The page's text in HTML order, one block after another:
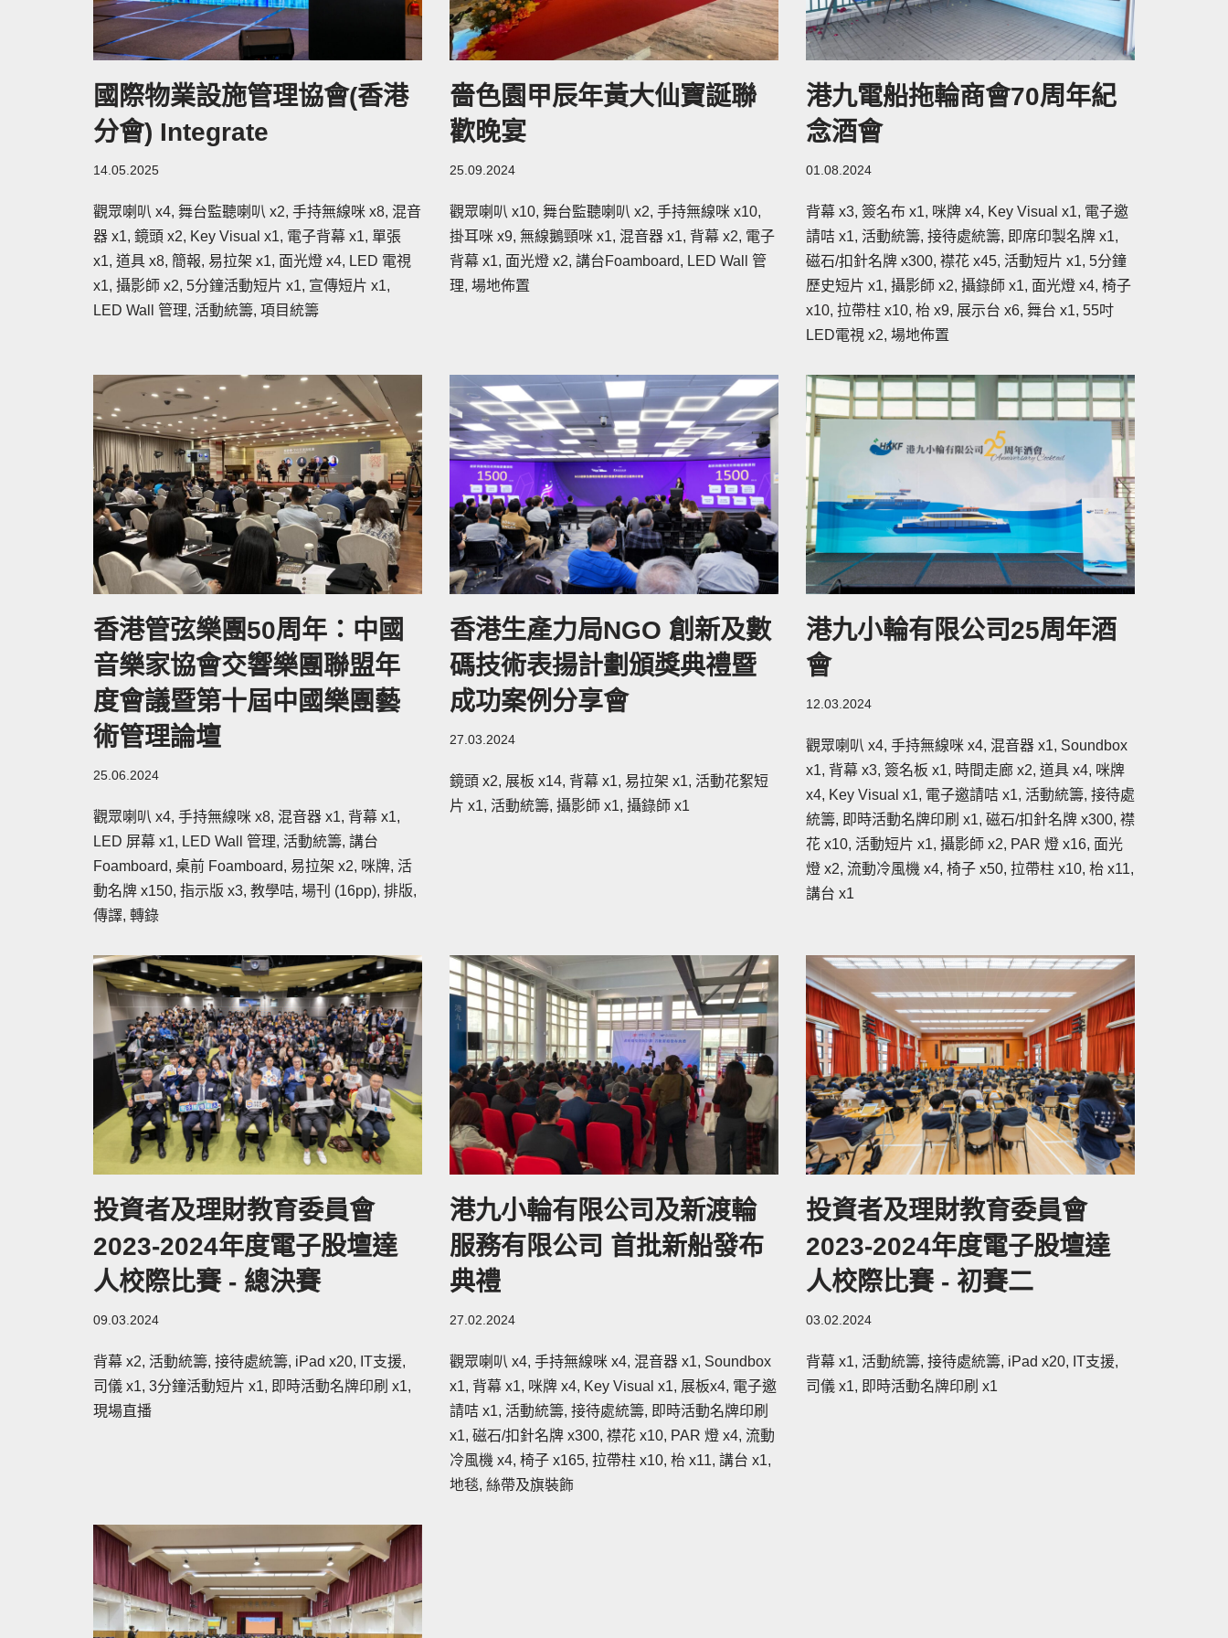
國際物業設施管理協會(香港
分會) Integrate
14.05.2025
觀眾喇叭 x4, 舞台監聽喇叭 x2, 手持無線咪 x8, 混音
器 x1, 鏡頭 x2, Key Visual x1, 電子背幕 x1, 單張
x1, 道具 x8, 簡報, 易拉架 x1, 面光燈 x4, LED 電視
x1, 攝影師 x2, 5分鐘活動短片 x1, 宣傳短片 x1,
LED Wall 管理, 活動統籌, 項目統籌
嗇色園甲辰年黃大仙寶誕聯
歡晚宴
25.09.2024
觀眾喇叭 x10, 舞台監聽喇叭 x2, 手持無線咪 x10,
掛耳咪 x9, 無線鵝頸咪 x1, 混音器 x1, 背幕 x2, 電子
背幕 x1, 面光燈 x2, 講台Foamboard, LED Wall 管
理, 場地佈置
港九電船拖輪商會70周年紀
念酒會
01.08.2024
背幕 x3, 簽名布 x1, 咪牌 x4, Key Visual x1, 電子邀
請咭 x1, 活動統籌, 接待處統籌, 即席印製名牌 x1,
磁石/扣針名牌 x300, 襟花 x45, 活動短片 x1, 5分鐘
歷史短片 x1, 攝影師 x2, 攝錄師 x1, 面光燈 x4, 椅子
x10, 拉帶柱 x10, 枱 x9, 展示台 x6, 舞台 x1, 55吋
LED電視 x2, 場地佈置
香港管弦樂團50周年：中國
音樂家協會交響樂團聯盟年
度會議暨第十屆中國樂團藝
術管理論壇
25.06.2024
觀眾喇叭 x4, 手持無線咪 x8, 混音器 x1, 背幕 x1,
LED 屏幕 x1, LED Wall 管理, 活動統籌, 講台
Foamboard, 桌前 Foamboard, 易拉架 x2, 咪牌, 活
動名牌 x150, 指示版 x3, 教學咭, 場刊 (16pp), 排版,
傳譯, 轉錄
香港生產力局NGO 創新及數
碼技術表揚計劃頒獎典禮暨
成功案例分享會
27.03.2024
鏡頭 x2, 展板 x14, 背幕 x1, 易拉架 x1, 活動花絮短
片 x1, 活動統籌, 攝影師 x1, 攝錄師 x1
港九小輪有限公司25周年酒
會
12.03.2024
觀眾喇叭 x4, 手持無線咪 x4, 混音器 x1, Soundbox
x1, 背幕 x3, 簽名板 x1, 時間走廊 x2, 道具 x4, 咪牌
x4, Key Visual x1, 電子邀請咭 x1, 活動統籌, 接待處
統籌, 即時活動名牌印刷 x1, 磁石/扣針名牌 x300, 襟
花 x10, 活動短片 x1, 攝影師 x2, PAR 燈 x16, 面光
燈 x2, 流動冷風機 x4, 椅子 x50, 拉帶柱 x10, 枱 x11,
講台 x1
投資者及理財教育委員會
2023-2024年度電子股壇達
人校際比賽 - 總決賽
09.03.2024
背幕 x2, 活動統籌, 接待處統籌, iPad x20, IT支援,
司儀 x1, 3分鐘活動短片 x1, 即時活動名牌印刷 x1,
現場直播
港九小輪有限公司及新渡輪
服務有限公司 首批新船發布
典禮
27.02.2024
觀眾喇叭 x4, 手持無線咪 x4, 混音器 x1, Soundbox
x1, 背幕 x1, 咪牌 x4, Key Visual x1, 展板x4, 電子邀
請咭 x1, 活動統籌, 接待處統籌, 即時活動名牌印刷
x1, 磁石/扣針名牌 x300, 襟花 x10, PAR 燈 x4, 流動
冷風機 x4, 椅子 x165, 拉帶柱 x10, 枱 x11, 講台 x1,
地毯, 絲帶及旗裝飾
投資者及理財教育委員會
2023-2024年度電子股壇達
人校際比賽 - 初賽二
03.02.2024
背幕 x1, 活動統籌, 接待處統籌, iPad x20, IT支援,
司儀 x1, 即時活動名牌印刷 x1